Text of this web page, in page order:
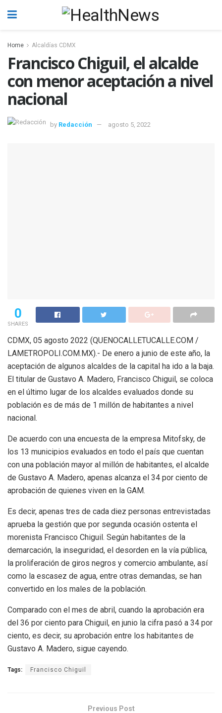
Home Alcaldías CDMX
Francisco Chiguil, el alcalde
con menor aceptación a nivel
nacional
by Redacción agosto 5, 2022
0
SHARES
CDMX, 05 agosto 2022 (QUENOCALLETUCALLE.COM /
LAMETROPOLI.COM.MX).- De enero a junio de este año, la
aceptación de algunos alcaldes de la capital ha ido a la baja.
El titular de Gustavo A. Madero, Francisco Chiguil, se coloca
en el último lugar de los alcaldes evaluados donde su
población es de más de 1 millón de habitantes a nivel
nacional.
De acuerdo con una encuesta de la empresa Mitofsky, de
los 13 municipios evaluados en todo el país que cuentan
con una población mayor al millón de habitantes, el alcalde
de Gustavo A. Madero, apenas alcanza el 34 por ciento de
aprobación de quienes viven en la GAM.
Es decir, apenas tres de cada diez personas entrevistadas
aprueba la gestión que por segunda ocasión ostenta el
morenista Francisco Chiguil. Según habitantes de la
demarcación, la inseguridad, el desorden en la vía pública,
la proliferación de giros negros y comercio ambulante, así
como la escasez de agua, entre otras demandas, se han
convertido en los males de la población.
Comparado con el mes de abril, cuando la aprobación era
del 36 por ciento para Chiguil, en junio la cifra pasó a 34 por
ciento, es decir, su aprobación entre los habitantes de
Gustavo A. Madero, sigue cayendo.
Tags: Francisco Chiguil
Previous Post